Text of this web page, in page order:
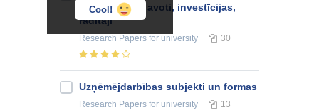
Cool!
finansēšanas avoti, investīcijas,
rādītāji
Research Papers for university 30
Uzņēmējdarbības subjekti un formas
Research Papers for university 13